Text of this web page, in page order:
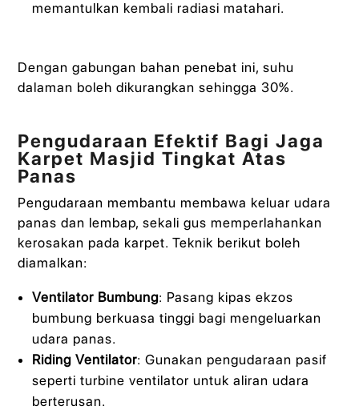
memantulkan kembali radiasi matahari.
Dengan gabungan bahan penebat ini, suhu
dalaman boleh dikurangkan sehingga 30%.
Pengudaraan Efektif Bagi Jaga
Karpet Masjid Tingkat Atas
Panas
Pengudaraan membantu membawa keluar udara
panas dan lembap, sekali gus memperlahankan
kerosakan pada karpet. Teknik berikut boleh
diamalkan:
Ventilator Bumbung: Pasang kipas ekzos
bumbung berkuasa tinggi bagi mengeluarkan
udara panas.
Riding Ventilator: Gunakan pengudaraan pasif
seperti turbine ventilator untuk aliran udara
berterusan.